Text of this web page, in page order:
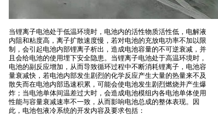
当锂离子电池处于低温环境时，电池内的活性物质活性低，电解液
内阻和粘度高，离子扩散速度慢，若对电池的充放电功率不加以限
制，会引起电池内部锂离子析出，造成电池容量的不可逆衰减，并
且会给电池的使用埋下安全隐患。当锂离子电池处于高温环境时，
电池的副反应增加，从而导致循环过程中不断消耗锂离子，电池容
量衰减快，若电池内部发生剧烈的化学反应产生大量的热量来不及
散失而在电池内部迅速积累，可能会使电池发生剧烈燃烧并产生爆
炸；当电池单体间温差过大时，会造成电池模组内各电池单体使用
性能与容量衰减速率不一致，从而影响电池总成的整体表现。因
此，电池包液冷系统的开发内容及要求包括：